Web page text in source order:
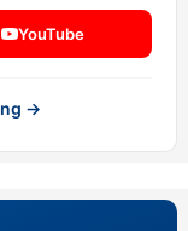
YouTube
→